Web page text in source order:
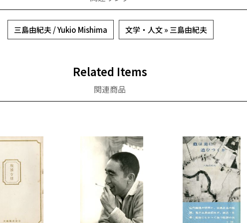
三島由紀夫 / Yukio Mishima 文学・人文 » 三島由紀夫
Related Items
関連商品